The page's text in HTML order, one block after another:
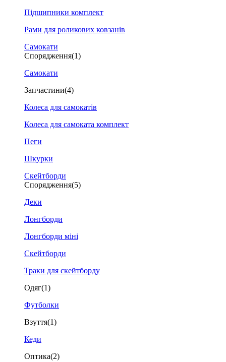
Підшипники комплект
Рами для роликових ковзанів
Самокати
Спорядження(1)
Самокати
Запчастини(4)
Колеса для самокатів
Колеса для самоката комплект
Пеги
Шкурки
Скейтборди
Спорядження(5)
Деки
Лонгборди
Лонгборди міні
Скейтборди
Траки для скейтборду
Одяг(1)
Футболки
Взуття(1)
Кеди
Оптика(2)